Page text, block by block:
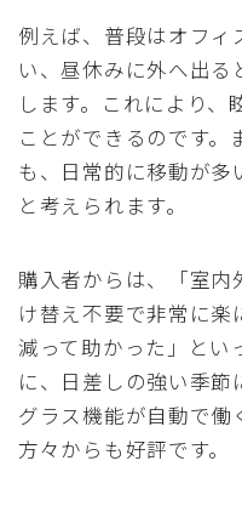
例えば、普段はオフィ
い、昼休みに外へ出
します。これにより、
ことができるのです
も、日常的に移動が多
と考えられます。
購入者からは、「室内
け替え不要で非常に
減って助かった」とい
に、日差しの強い季
グラス機能が自動で働
方々からも好評です。